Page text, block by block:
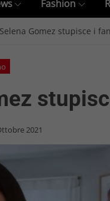
Fashion
Selena Gomez stupisce i
2021